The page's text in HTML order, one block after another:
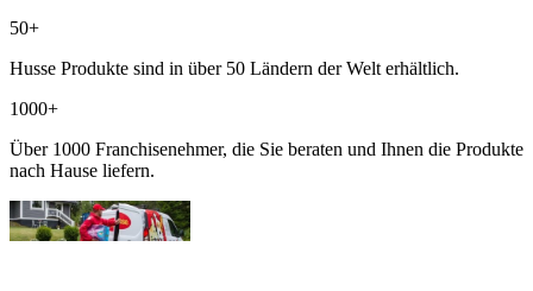
50+
Husse Produkte sind in über 50 Ländern der Welt erhältlich.
1000+
Über 1000 Franchisenehmer, die Sie beraten und Ihnen die Produkte
nach Hause liefern.